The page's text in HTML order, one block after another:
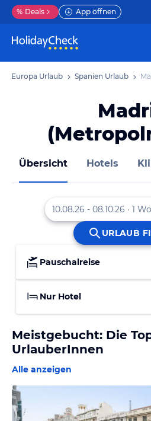
% Deals App öffnen
Europa Urlaub Spanien Urlaub
Übersicht Hotels
Pauschalreise
Nur Hotel
Meistgebucht: Die
UrlauberInnen
Alle anzeigen